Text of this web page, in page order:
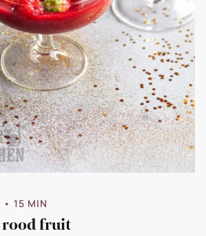
• 15 MIN
rood fruit